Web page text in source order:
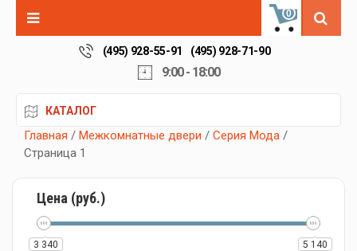
0
(495) 928-55-91 (495) 928-71-90
9:00 - 18:00
КАТАЛОГ
Главная / Межкомнатные двери / Серия Мода /
Страница 1
Цена (руб.)
3 340 5 140